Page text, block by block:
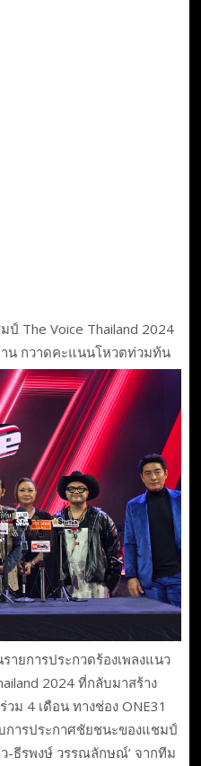
ป์ The Voice Thailand 2024
น กวาดคะแนนโหวตท่วมท้น
ยการประกวดร้องเพลงแนว
2024 ที่กลับมาสร้าง
ม 4 เดือน ทางช่อง ONE31
การประกาศชัยชนะของแชมป์
ว-ธีรพงษ์ วรรณลักษณ์’ จากทีม